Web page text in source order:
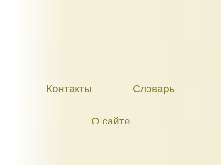
Контакты Словарь
О сайте